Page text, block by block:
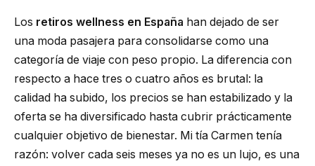
Los retiros wellness en España han dejado de ser
una moda pasajera para consolidarse como una
categoría de viaje con peso propio. La diferencia con
respecto a hace tres o cuatro años es brutal: la
calidad ha subido, los precios se han estabilizado y la
oferta se ha diversificado hasta cubrir prácticamente
cualquier objetivo de bienestar. Mi tía Carmen tenía
razón: volver cada seis meses ya no es un lujo, es una